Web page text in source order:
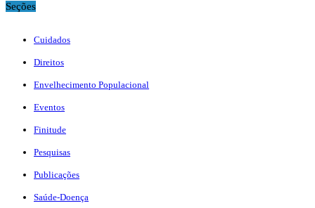
Seções
Cuidados
Direitos
Envelhecimento Populacional
Eventos
Finitude
Pesquisas
Publicações
Saúde-Doença